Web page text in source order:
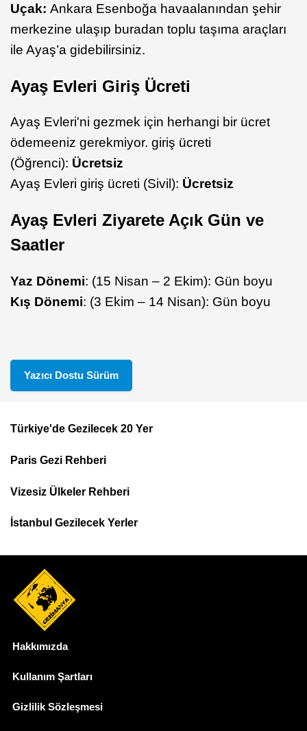
Uçak: Ankara Esenboğa havaalanından şehir
merkezine ulaşıp buradan toplu taşıma araçları
ile Ayaş’a gidebilirsiniz.
Ayaş Evleri Giriş Ücreti
Ayaş Evleri'ni gezmek için herhangi bir ücret
ödemeeniz gerekmiyor. giriş ücreti
(Öğrenci): Ücretsiz
Ayaş Evleri giriş ücreti (Sivil): Ücretsiz
Ayaş Evleri Ziyarete Açık Gün ve
Saatler
Yaz Dönemi: (15 Nisan – 2 Ekim): Gün boyu
Kış Dönemi: (3 Ekim – 14 Nisan): Gün boyu
Yazıcı Dostu Sürüm
Top
Menu
Türkiye'de Gezilecek 20 Yer
Paris Gezi Rehberi
Vizesiz Ülkeler Rehberi
İstanbul Gezilecek Yerler
Hakkımızda
Kullanım Şartları
Gizlilik Sözleşmesi